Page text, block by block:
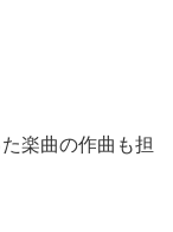
楽曲の作曲も担